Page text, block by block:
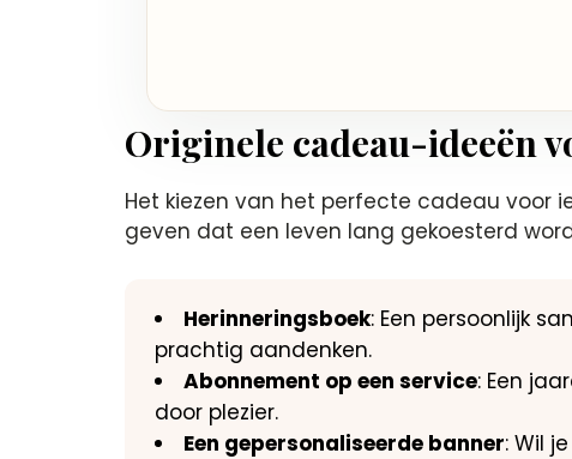
Originele cadeau-ideeën
Het kiezen van het perfecte cadeau voor
geven dat een leven lang gekoesterd
Herinneringsboek: Een persoonlijk
prachtig aandenken.
Abonnement op een service: Een
door plezier.
Een gepersonaliseerde banner: Wil